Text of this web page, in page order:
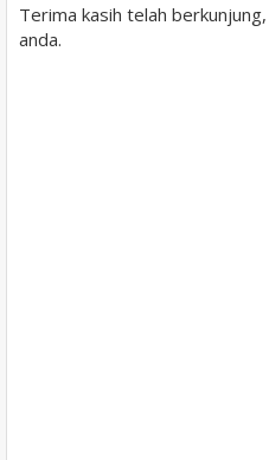
Terima kasih telah
anda.